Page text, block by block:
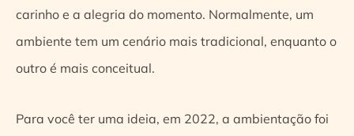
carinho e a alegria do momento. Normalmente, um
ambiente tem um cenário mais tradicional, enquanto o
outro é mais conceitual.
Para você ter uma ideia, em 2022, a ambientação foi